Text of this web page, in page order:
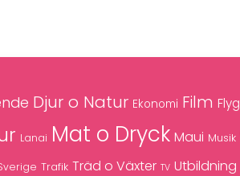
Djur o Natur Ekonomi Film Flyg
Lanai Mat o Dryck Maui Musik
Trafik Träd o Växter TV Utbildning